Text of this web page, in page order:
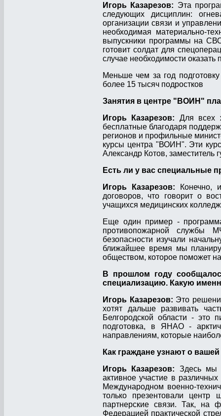
Игорь Казарезов: Эта
следующих дисциплин:
организации связи и
необходимая материально-
выпускники программы на
готовит солдат для
случае необходимости
Меньше чем за год
более 15 тысяч подростков
Занятия в центре "ВОИН"
Игорь Казарезов: Для всех
бесплатные благодаря
регионов и профильные
курсы центра "ВОИН". Эти
Александр Котов, заместитель
Есть ли у вас специальные
Игорь Казарезов: Конечно,
договоров, что говорит о
учащихся медицинских
Еще один пример -
противопожарной службы
безопасности изучали
ближайшее время мы
обществом, которое поможет
В прошлом году
специализацию. Какую
Игорь Казарезов: Это
хотят дальше развивать
Белгородской области - это
подготовка, в ЯНАО -
направлениям, которые
Как граждане узнают о
Игорь Казарезов: Здесь мы
активное участие в
Международном военно-
только презентовали
партнерские связи. Так, на
Федерацией практической